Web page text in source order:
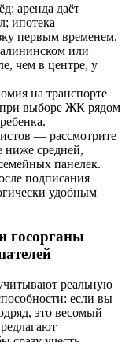
аренда даёт
ипотека —
первым временем.
или
чем в центре, у
на транспорте
при выборе ЖК рядом
— рассмотрите
средней,
панелек.
подписания
удобным
госорганы
реальную
если вы
это весомый